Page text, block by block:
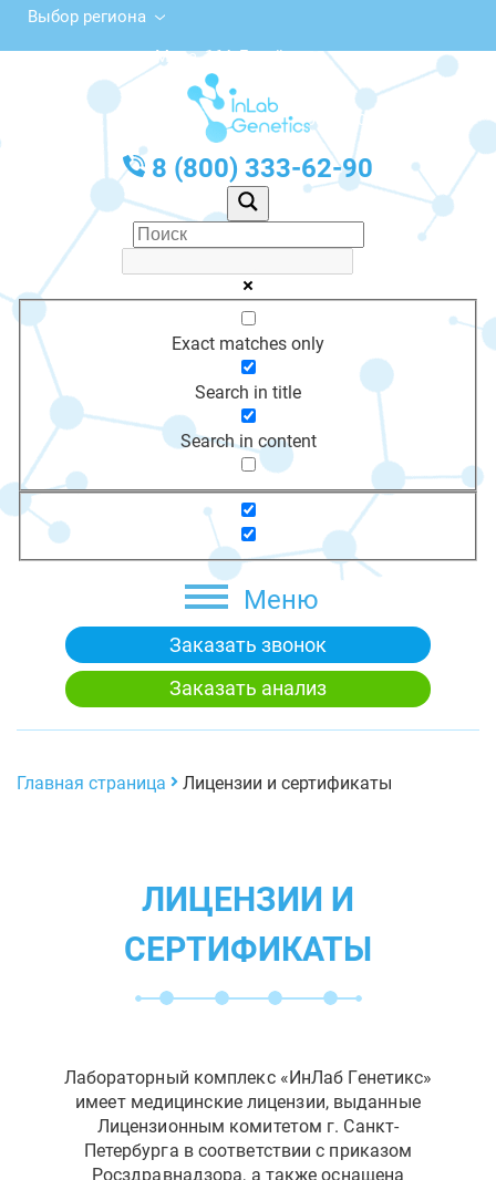
Выбор региона
ул. Мира, 164, Батайск
с 10:00 до 20:00
График работы: Пн-Пт с 10:00 до 20:00
8 (800) 333-62-90
Exact matches only
Search in title
Search in content
Меню
Заказать звонок
Заказать анализ
Главная страница Лицензии и сертификаты
ЛИЦЕНЗИИ И
СЕРТИФИКАТЫ
Лабораторный комплекс «ИнЛаб Генетикс»
имеет медицинские лицензии, выданные
Лицензионным комитетом г. Санкт-
Петербурга в соответствии с приказом
Росздравнадзора, а также оснащена